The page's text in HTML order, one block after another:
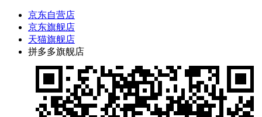
京东自营店
京东旗舰店
天猫旗舰店
拼多多旗舰店